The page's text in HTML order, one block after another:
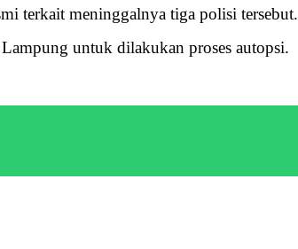
terkait meninggalnya tiga polisi tersebut.
untuk dilakukan proses autopsi.